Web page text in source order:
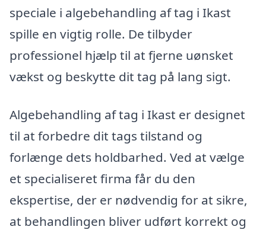
speciale i algebehandling af tag i Ikast
spille en vigtig rolle. De tilbyder
professionel hjælp til at fjerne uønsket
vækst og beskytte dit tag på lang sigt.
Algebehandling af tag i Ikast er designet
til at forbedre dit tags tilstand og
forlænge dets holdbarhed. Ved at vælge
et specialiseret firma får du den
ekspertise, der er nødvendig for at sikre,
at behandlingen bliver udført korrekt og